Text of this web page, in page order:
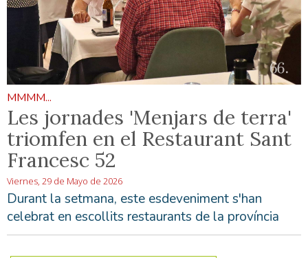
MMMM...
Les jornades 'Menjars de terra'
triomfen en el Restaurant Sant
Francesc 52
Viernes, 29 de Mayo de 2026
Durant la setmana, este esdeveniment s'han
celebrat en escollits restaurants de la província